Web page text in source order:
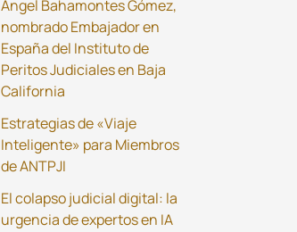
Ángel Bahamontes Gómez,
nombrado Embajador en
España del Instituto de
Peritos Judiciales en Baja
California
Estrategias de «Viaje
Inteligente» para Miembros
de ANTPJI
El colapso judicial digital: la
urgencia de expertos en IA